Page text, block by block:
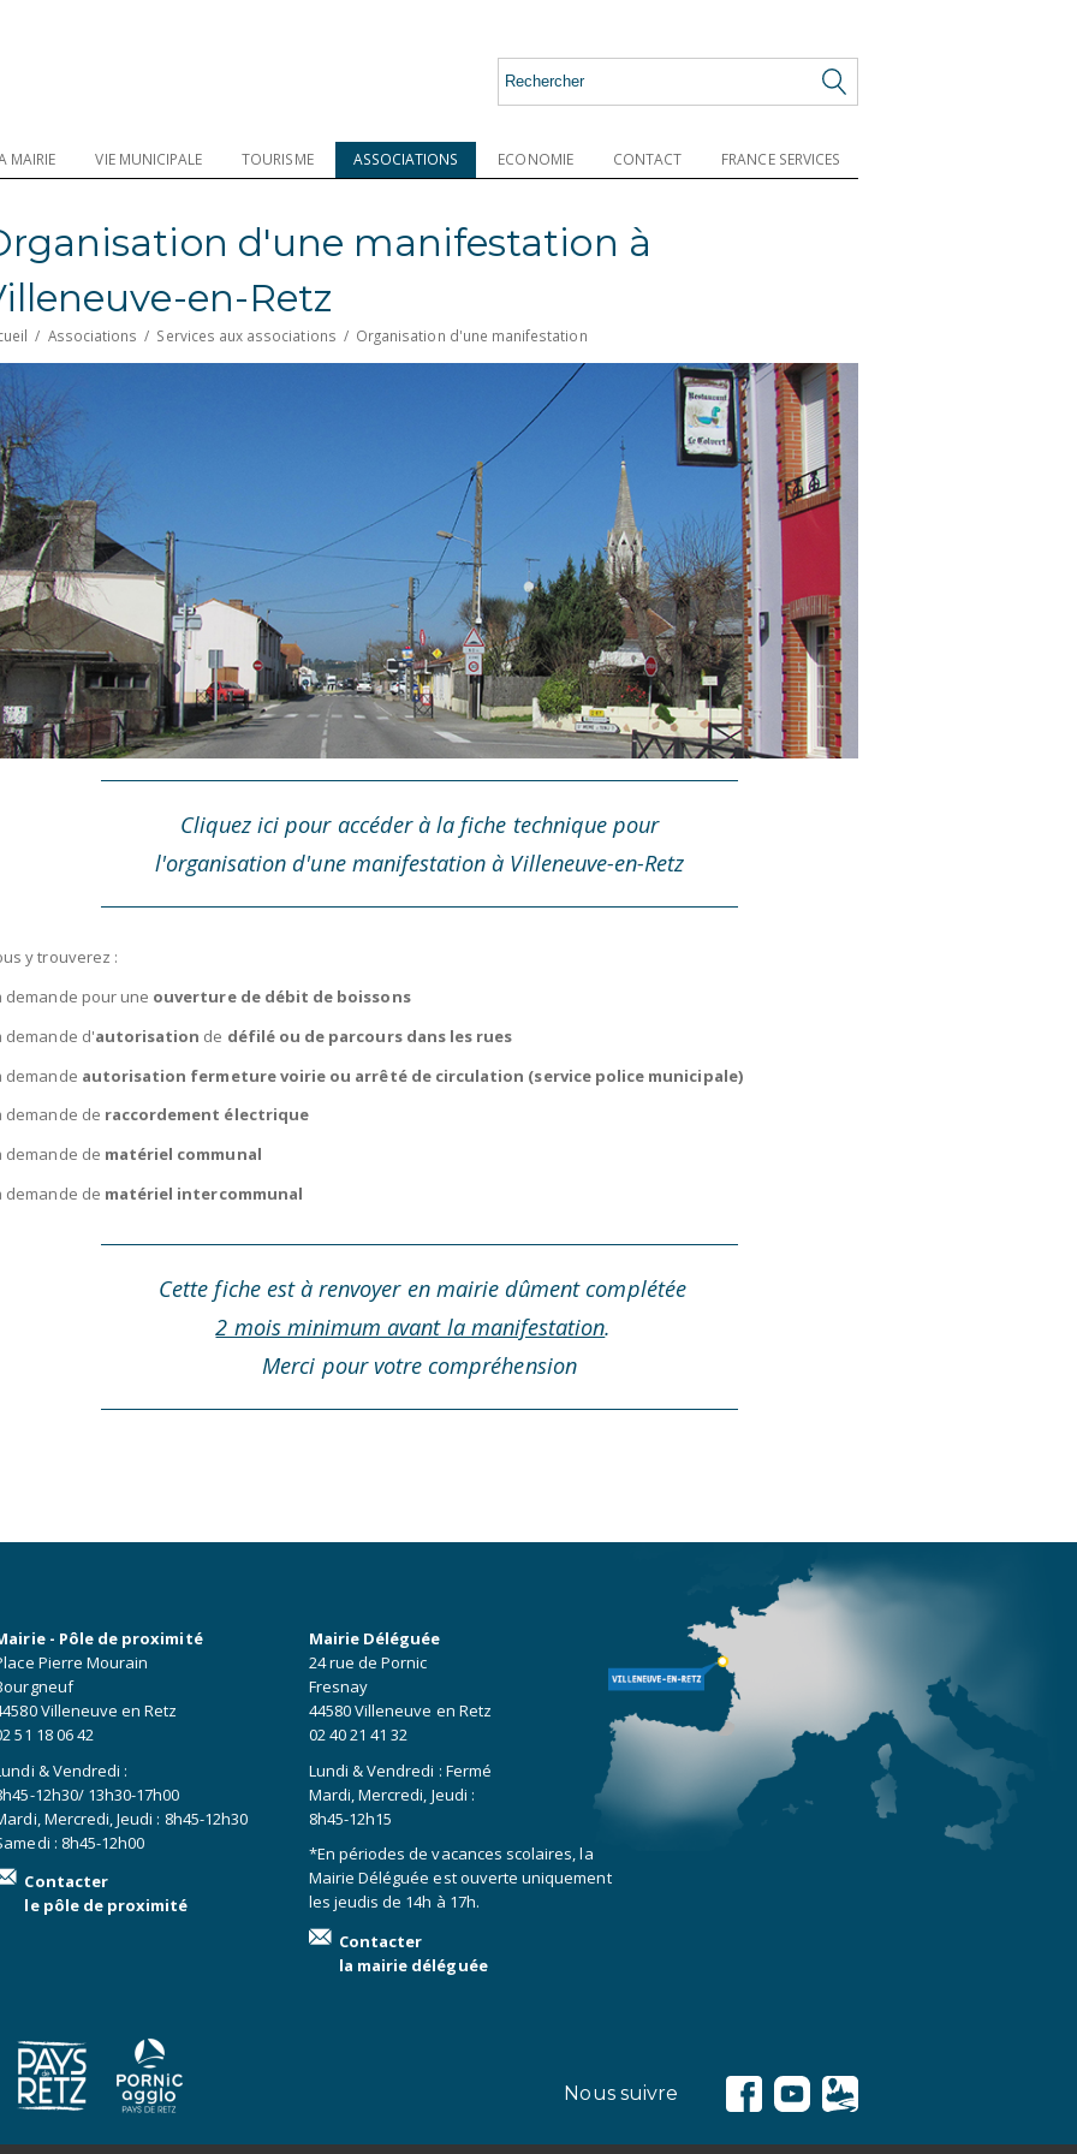
MAIRIE VIE MUNICIPALE TOURISME ASSOCIATIONS ECONOMIE CONTACT FRANCE SERVICES
d'une manifestation à
en-Retz
/ Associations / Services aux associations / Organisation d'une manifestation
Cliquez ici pour accéder àla fiche technique pour
l'organisation d'une manifestation à Villeneuve-en-Retz
y trouverez :
demande pour une ouverture de débit de boissons
demande d'autorisation de défilé ou de parcours dans les rues
demande autorisation fermeture voirie ou arrêté de circulation (service police municipale)
demande de raccordement électrique
demande de matériel communal
demande de matériel intercommunal
Cette fiche est à renvoyer en mairie dûment complétée
2 mois minimum avant la manifestation.
Merci pour votre compréhension
- Pôle de proximité
Pierre Mourain
Villeneuve en Retz
51 18 06 42
& Vendredi :
12h30/ 13h30-17h00
Mercredi, Jeudi : 8h45-12h30
: 8h45-12h00
Contacter
le pôle de proximité
Mairie Déléguée
24 rue de Pornic
Fresnay
44580 Villeneuve en Retz
02 40 21 41 32
Lundi & Vendredi : Fermé
Mardi, Mercredi, Jeudi :
8h45-12h15
*En périodes de vacances scolaires, la
Mairie Déléguée est ouverte uniquement
les jeudis de 14h à 17h.
Contacter
la mairie déléguée
Nous suivre